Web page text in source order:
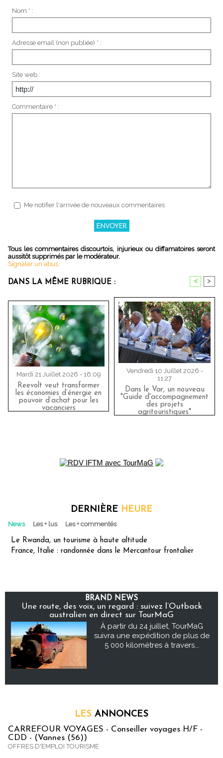
Nom * :
Adresse email (non publiée) * :
Site web :
Commentaire * :
Me notifier l'arrivée de nouveaux commentaires
Tous les commentaires discourtois, injurieux ou diffamatoires seront
aussitôt supprimés par le modérateur.
Signaler un abus
DANS LA MÊME RUBRIQUE : < >
Mardi 21 Juillet 2026 - 16:09
Reevolt veut transformer
les économies d’énergie en
pouvoir d’achat pour les
vacanciers
Vendredi 10 Juillet 2026 -
11:27
Dans le Var, un nouveau
"Guide d'accompagnement
des projets
agritouristiques"
DERNIÈRE HEURE
News Les + lus Les + commentés
Le Rwanda, un tourisme à haute altitude
France, Italie : randonnée dans le Mercantour frontalier
BRAND NEWS
Une route, des voix, un regard : suivez l’Outback
australien en direct sur TourMaG
À partir du 24 juillet, TourMaG
suivra une expédition de plus de
5 000 kilomètres à travers...
LES ANNONCES
CARREFOUR VOYAGES - Conseiller voyages H/F -
CDD - (Vannes (56))
OFFRES D'EMPLOI TOURISME